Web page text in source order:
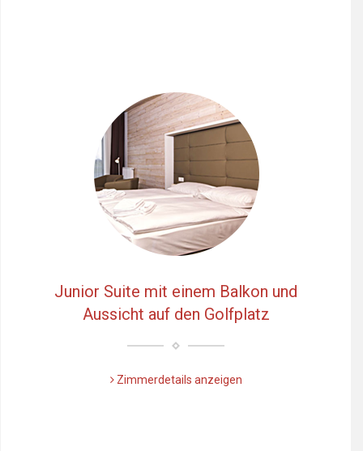
Junior Suite mit einem Balkon und
Aussicht auf den Golfplatz
Zimmerdetails anzeigen